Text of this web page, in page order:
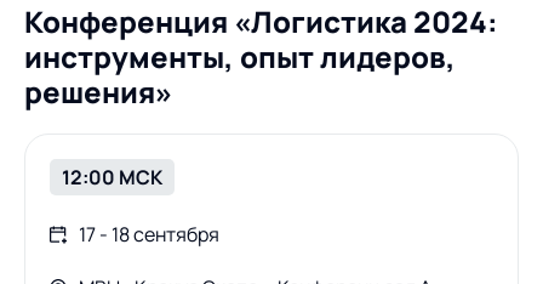
Продукты
Роботизация
Академия
Услуги
Пресс-центр
Проекты
Конференция «Логистика 2024:
инструменты, опыт лидеров,
решения»
12:00 МСК
17 - 18 сентября